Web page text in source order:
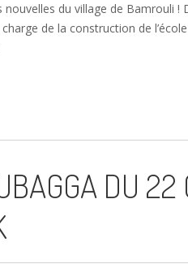
nouvelles du village de Bamrouli
de la construction de
DU